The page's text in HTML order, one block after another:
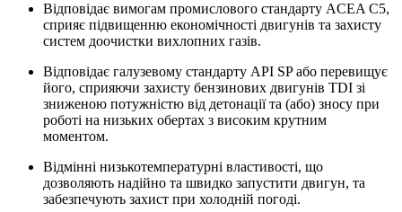
Відповідає вимогам промислового стандарту ACEA C5,
сприяє підвищенню економічності двигунів та захисту
систем доочистки вихлопних газів.
Відповідає галузевому стандарту API SP або перевищує
його, сприяючи захисту бензинових двигунів TDI зі
зниженою потужністю від детонації та (або) зносу при
роботі на низьких обертах з високим крутним
моментом.
Відмінні низькотемпературні властивості, що
дозволяють надійно та швидко запустити двигун, та
забезпечують захист при холодній погоді.